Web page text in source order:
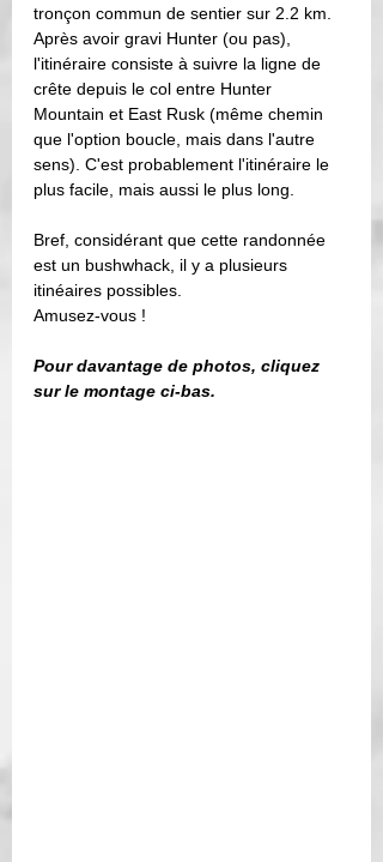
tronçon commun de sentier sur 2.2 km.
Après avoir gravi Hunter (ou pas),
l'itinéraire consiste à suivre la ligne de
crête depuis le col entre Hunter
Mountain et East Rusk (même chemin
que l'option boucle, mais dans l'autre
sens). C'est probablement l'itinéraire le
plus facile, mais aussi le plus long.
Bref, considérant que cette randonnée
est un bushwhack, il y a plusieurs
itinéaires possibles.
Amusez-vous !
Pour davantage de photos, cliquez
sur le montage ci-bas.